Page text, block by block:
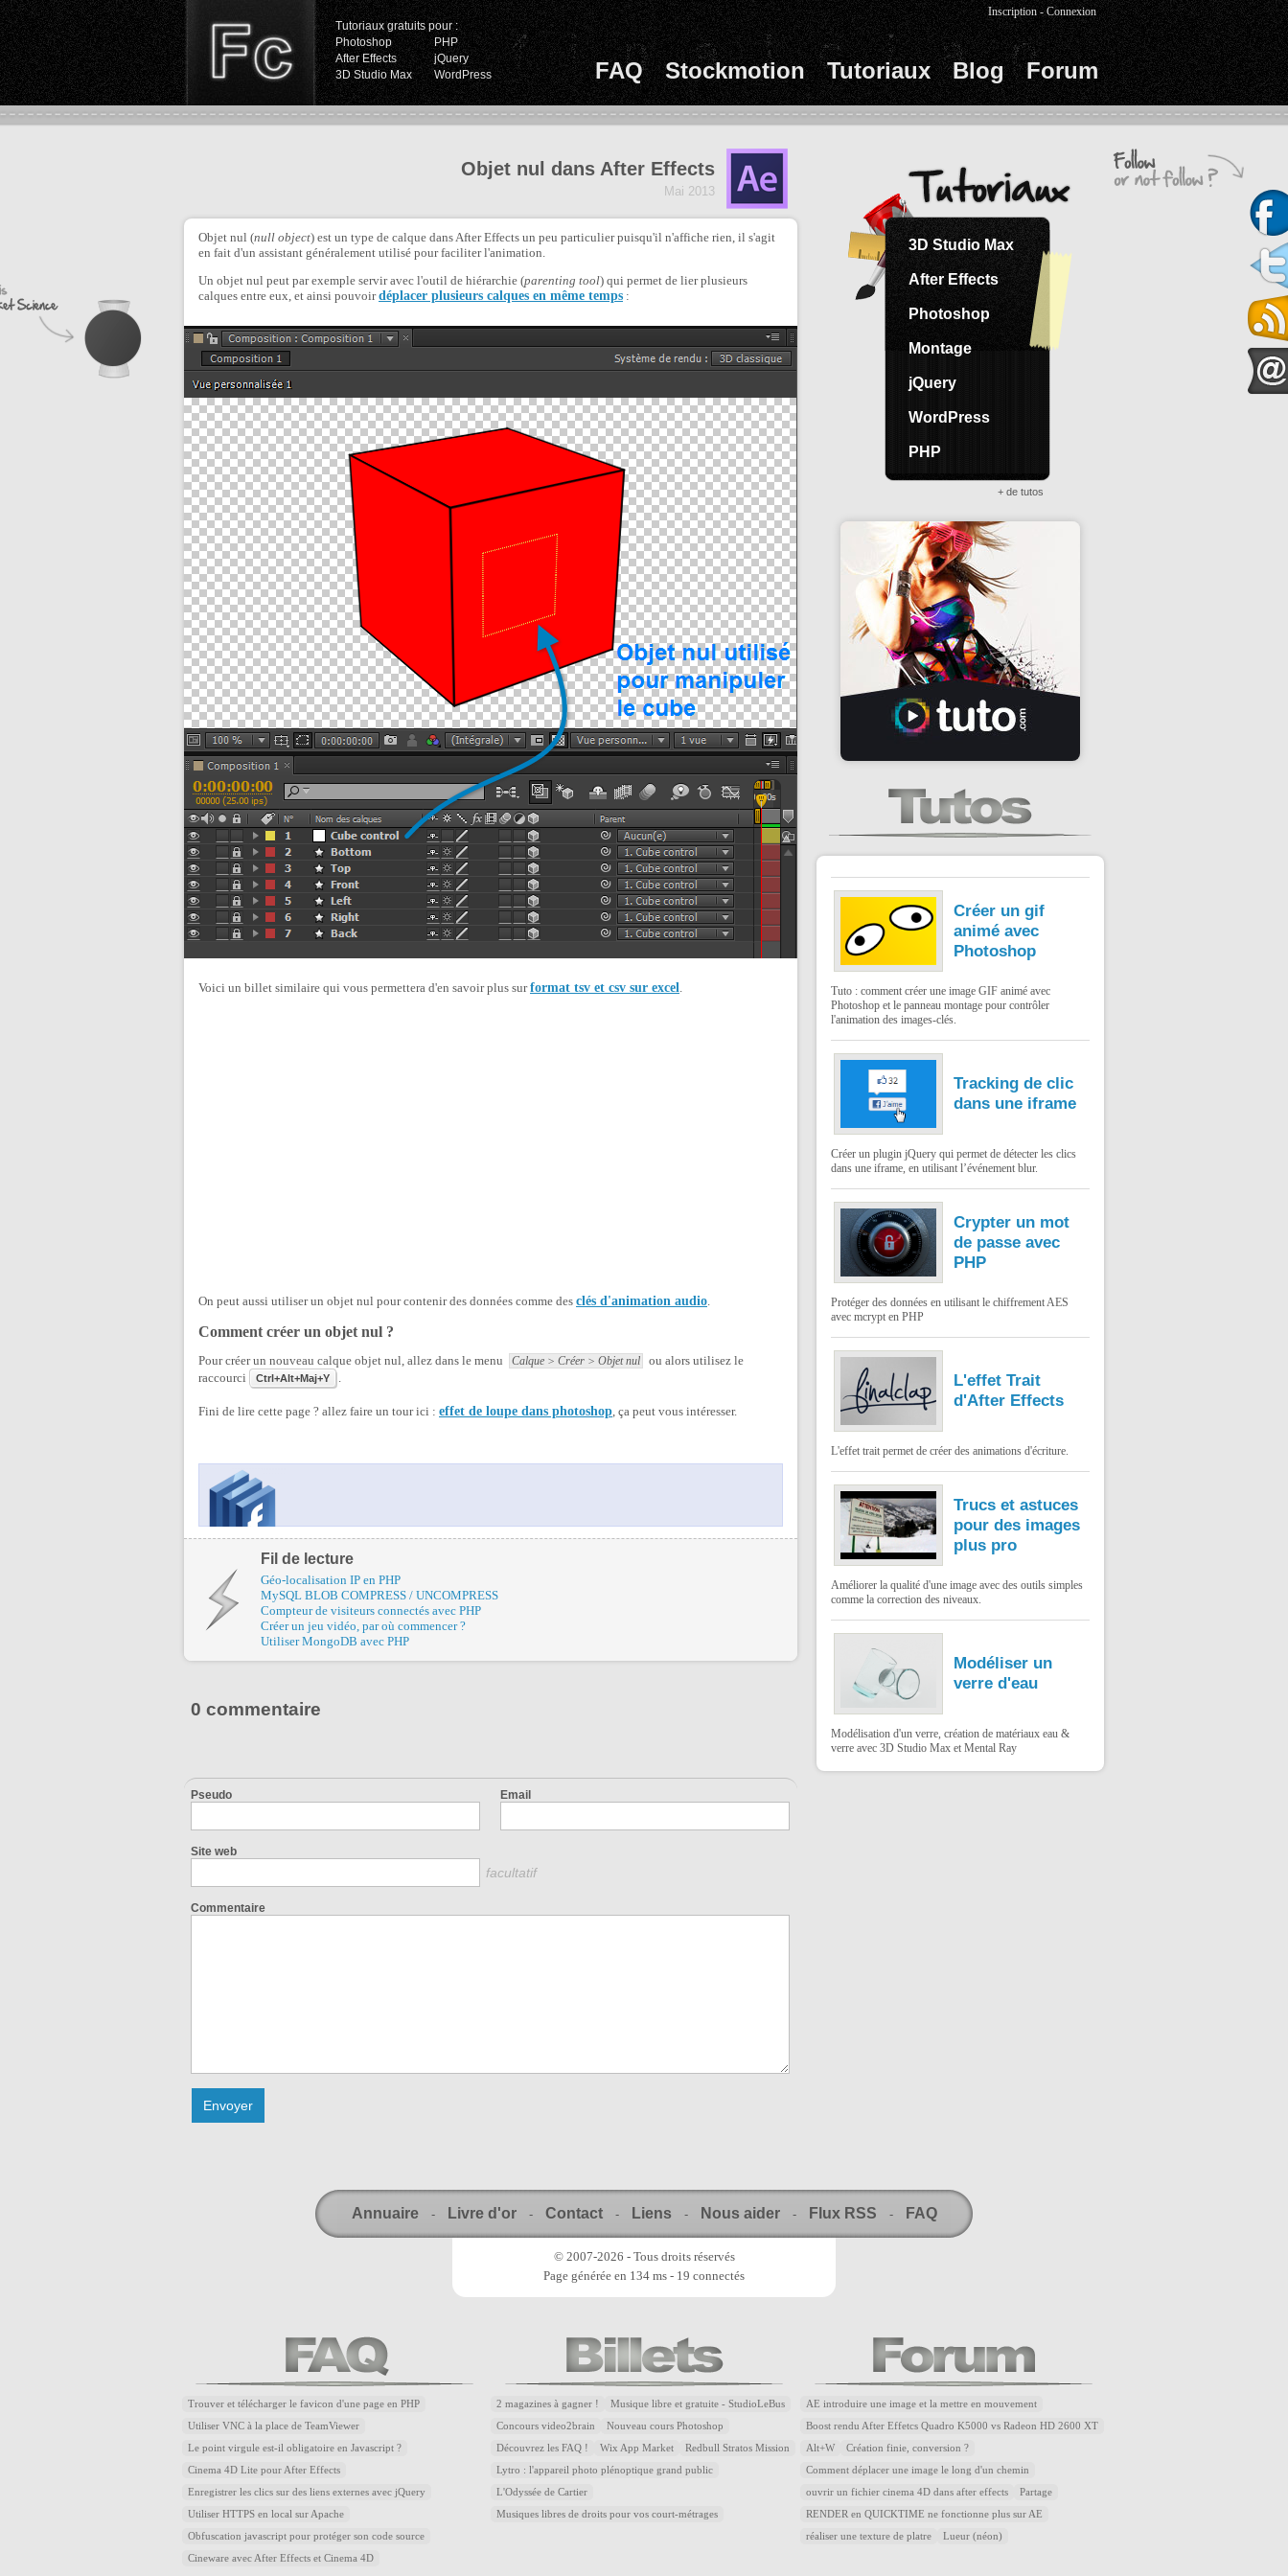
Tutoriaux gratuits pour :
Photoshop
PHP
After Effects
jQuery
3D Studio Max
WordPress FAQ Stockmotion Tutoriaux Blog Forum
Inscription -Connexion
Objet nul dans After Effects
Mai 2013
Objet nul (null object) est un type de calque dans After Effects un peu particulier puisqu'il n'affiche rien, il s'agit
en fait d'un assistant généralement utilisé pour faciliter l'animation.
Un objet nul peut par exemple servir avec l'outil de hiérarchie (parenting tool) qui permet de lier plusieurs
calques entre eux, et ainsi pouvoirdéplacer plusieurs calques en même temps :
Voici un billet similaire qui vous permettera d'en savoir plus surformat tsv et csv sur excel.
On peut aussi utiliser un objet nul pour contenir des données comme des clés d'animation audio.
Comment créer un objet nul ?
Pour créer un nouveau calque objet nul, allez dans le menu Calque > Créer > Objet nul
ou alors utilisez le
raccourci
Ctrl+Alt+Maj+Y .
Fini de lire cette page ? allez faire un tour ici : effet de loupe dans photoshop, ça peut vous intéresser.
Fil de lecture
Géo-localisation IP en PHP
MySQL BLOB COMPRESS / UNCOMPRESS
Compteur de visiteurs connectés avec PHP
Créer un jeu vidéo, par où commencer ?
Utiliser MongoDB avec PHP
0 commentaire
Pseudo Email
Site web
facultatif
Commentaire
3D Studio Max
After Effects
Photoshop
Montage
jQuery
WordPress
PHP
+ de tutos
Créer un gif
animé avec
Photoshop
Tuto : comment créer une image GIF animé avec
Photoshop et le panneau montage pour contrôler
l'animation des images-clés.
Tracking de clic
dans une iframe
Créer un plugin jQuery qui permet de détecter les clics
dans une iframe, en utilisant l’événement blur.
Crypter un mot
de passe avec
PHP
Protéger des données en utilisant le chiffrement AES
avec mcrypt en PHP
L'effet Trait
d'After Effects
L'effet trait permet de créer des animations d'écriture.
Trucs et astuces
pour des images
plus pro
Améliorer la qualité d'une image avec des outils simples
comme la correction des niveaux.
Modéliser un
verre d'eau
Modélisation d'un verre, création de matériaux eau &
verre avec 3D Studio Max et Mental Ray
Annuaire - Livre d'or - Contact - Liens - Nous aider - Flux RSS - FAQ
© 2007-2026 - Tous droits réservés
Page générée en 134 ms - 19 connectés
Trouver et télécharger le favicon d'une page en PHP
Utiliser VNC à la place de TeamViewer
Le point virgule est-il obligatoire en Javascript ?
Cinema 4D Lite pour After Effects
Enregistrer les clics sur des liens externes avec jQuery
Utiliser HTTPS en local sur Apache
Obfuscation javascript pour protéger son code source
Cineware avec After Effects et Cinema 4D
2 magazines à gagner ! Musique libre et gratuite - StudioLeBus
Concours video2brain Nouveau cours Photoshop
Découvrez les FAQ ! Wix App Market Redbull Stratos Mission
Lytro : l'appareil photo plénoptique grand public
L'Odyssée de Cartier
Musiques libres de droits pour vos court-métrages
AE introduire une image et la mettre en mouvement
Boost rendu After Effetcs Quadro K5000 vs Radeon HD 2600 XT
Alt+W Création finie, conversion ?
Comment déplacer une image le long d'un chemin
ouvrir un fichier cinema 4D dans after effects Partage
RENDER en QUICKTIME ne fonctionne plus sur AE
réaliser une texture de platre Lueur (néon)